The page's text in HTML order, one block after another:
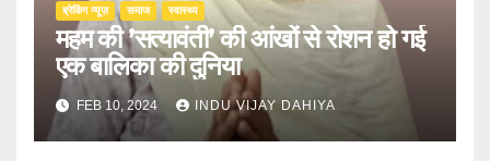
ब्रेकिंग न्यूज़ समाज स्वास्थ्य
महम की ’सत्यावंती’ की आंखों से रोशन हो गई
एक बालिका की दुनिया
FEB 10, 2024 INDU VIJAY DAHIYA